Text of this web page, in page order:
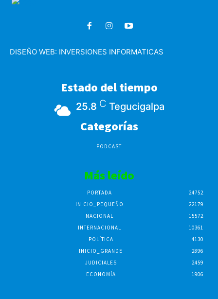
DISEÑO WEB: INVERSIONES INFORMATICAS
Estado del tiempo
25.8 C Tegucigalpa
Categorías
PODCAST
Más leído
PORTADA
24752
INICIO_PEQUEÑO
22179
NACIONAL
15572
INTERNACIONAL
10361
POLÍTICA
4130
INICIO_GRANDE
2896
JUDICIALES
2459
ECONOMÍA
1906